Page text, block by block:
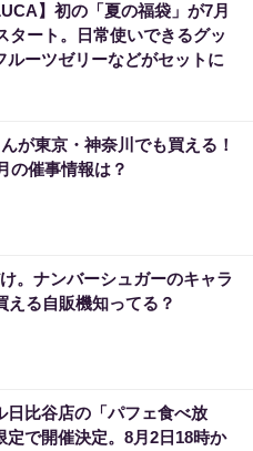
】初の「夏の福袋」が7月
タート。日常使いできるグッ
ルーツゼリーなどがセットに
が東京・神奈川でも買える！
の催事情報は？
。ナンバーシュガーのキャラ
える自販機知ってる？
日比谷店の「パフェ食べ放
定で開催決定。8月2日18時か